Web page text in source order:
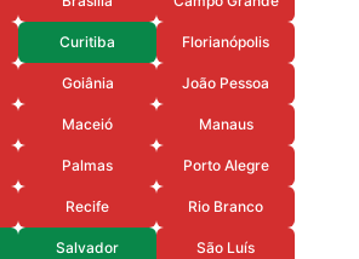
Curitiba Florianópolis
Goiânia João Pessoa
Maceió Manaus
Palmas Porto Alegre
Recife Rio Branco
Salvador São Luís